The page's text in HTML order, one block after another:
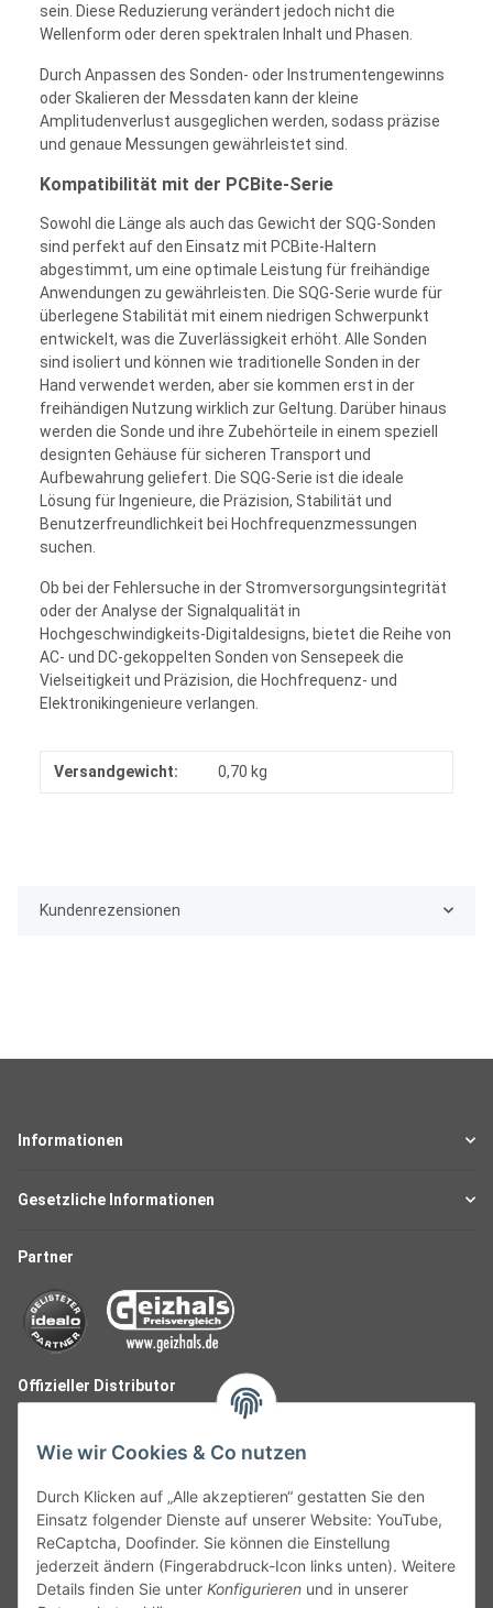
sein. Diese Reduzierung verändert jedoch nicht die
Wellenform oder deren spektralen Inhalt und Phasen.
Durch Anpassen des Sonden- oder Instrumentengewinns
oder Skalieren der Messdaten kann der kleine
Amplitudenverlust ausgeglichen werden, sodass präzise
und genaue Messungen gewährleistet sind.
Kompatibilität mit der PCBite-Serie
Sowohl die Länge als auch das Gewicht der SQG-Sonden
sind perfekt auf den Einsatz mit PCBite-Haltern
abgestimmt, um eine optimale Leistung für freihändige
Anwendungen zu gewährleisten. Die SQG-Serie wurde für
überlegene Stabilität mit einem niedrigen Schwerpunkt
entwickelt, was die Zuverlässigkeit erhöht. Alle Sonden
sind isoliert und können wie traditionelle Sonden in der
Hand verwendet werden, aber sie kommen erst in der
freihändigen Nutzung wirklich zur Geltung. Darüber hinaus
werden die Sonde und ihre Zubehörteile in einem speziell
designten Gehäuse für sicheren Transport und
Aufbewahrung geliefert. Die SQG-Serie ist die ideale
Lösung für Ingenieure, die Präzision, Stabilität und
Benutzerfreundlichkeit bei Hochfrequenzmessungen
suchen.
Ob bei der Fehlersuche in der Stromversorgungsintegrität
oder der Analyse der Signalqualität in
Hochgeschwindigkeits-Digitaldesigns, bietet die Reihe von
AC- und DC-gekoppelten Sonden von Sensepeek die
Vielseitigkeit und Präzision, die Hochfrequenz- und
Elektronikingenieure verlangen.
Versandgewicht: 0,70 kg
Kundenrezensionen
Informationen
Gesetzliche Informationen
Partner
Offizieller Distributor
Wie wir Cookies & Co nutzen
Durch Klicken auf „Alle akzeptieren“ gestatten Sie den
Einsatz folgender Dienste auf unserer Website: YouTube,
ReCaptcha, Doofinder. Sie können die Einstellung
jederzeit ändern (Fingerabdruck-Icon links unten). Weitere
Details finden Sie unter Konfigurieren und in unserer